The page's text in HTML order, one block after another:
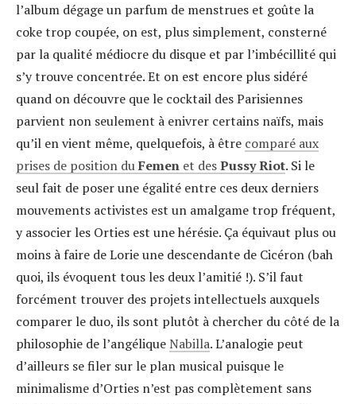
l’album dégage un parfum de menstrues et goûte la
coke trop coupée, on est, plus simplement, consterné
par la qualité médiocre du disque et par l’imbécillité qui
s’y trouve concentrée. Et on est encore plus sidéré
quand on découvre que le cocktail des Parisiennes
parvient non seulement à enivrer certains naïfs, mais
qu’il en vient même, quelquefois, à être comparé aux
prises de position duFemen et desPussy Riot. Si le
seul fait de poser une égalité entre ces deux derniers
mouvements activistes est un amalgame trop fréquent,
y associer les Orties est une hérésie. Ça équivaut plus ou
moins à faire de Lorie une descendante de Cicéron (bah
quoi, ils évoquent tous les deux l’amitié !). S’il faut
forcément trouver des projets intellectuels auxquels
comparer le duo, ils sont plutôt à chercher du côté de la
philosophie de l’angéliqueNabilla. L’analogie peut
d’ailleurs se filer sur le plan musical puisque le
minimalisme d’Orties n’est pas complètement sans